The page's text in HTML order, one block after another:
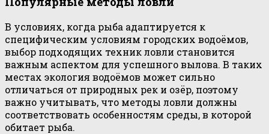
В условиях, когда рыба адаптируется к
специфическим условиям городских водоёмов,
выбор подходящих техник ловли становится
важным аспектом для успешного вылова. В таких
местах экология водоёмов может сильно
отличаться от природных рек и озёр, поэтому
важно учитывать, что методы ловли должны
соответствовать особенностям среды, в которой
обитает рыба.